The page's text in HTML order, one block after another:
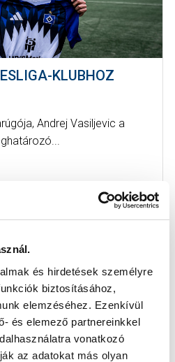
és hirdetések személyre
biztosításához,
elemzéséhez. Ezenkívül
és elemező partnereinkkel
vonatkozó
az adatokat más olyan
KLUBHOZ
Andrej Vasiljevic a